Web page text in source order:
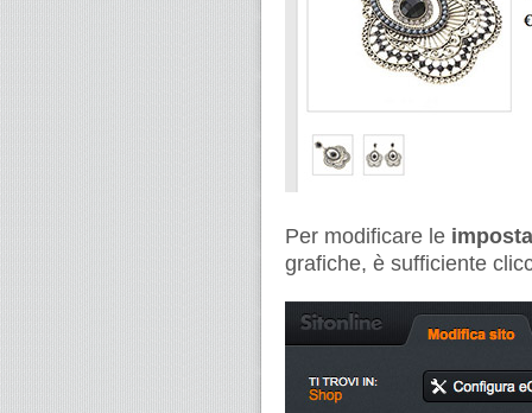
Per modificare le
grafiche, è sufficiente